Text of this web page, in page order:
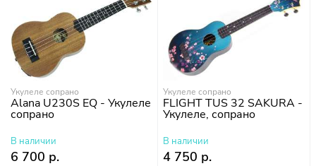
Укулеле сопрано
Alana U230S EQ - Укулеле
сопрано
В наличии
6 700 р.
Укулеле сопрано
FLIGHT TUS 32 SAKURA -
Укулеле, сопрано
В наличии
4 750 р.